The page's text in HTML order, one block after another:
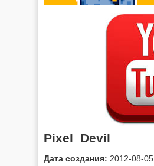
Pixel_Devil
Дата создания: 2012-08-05